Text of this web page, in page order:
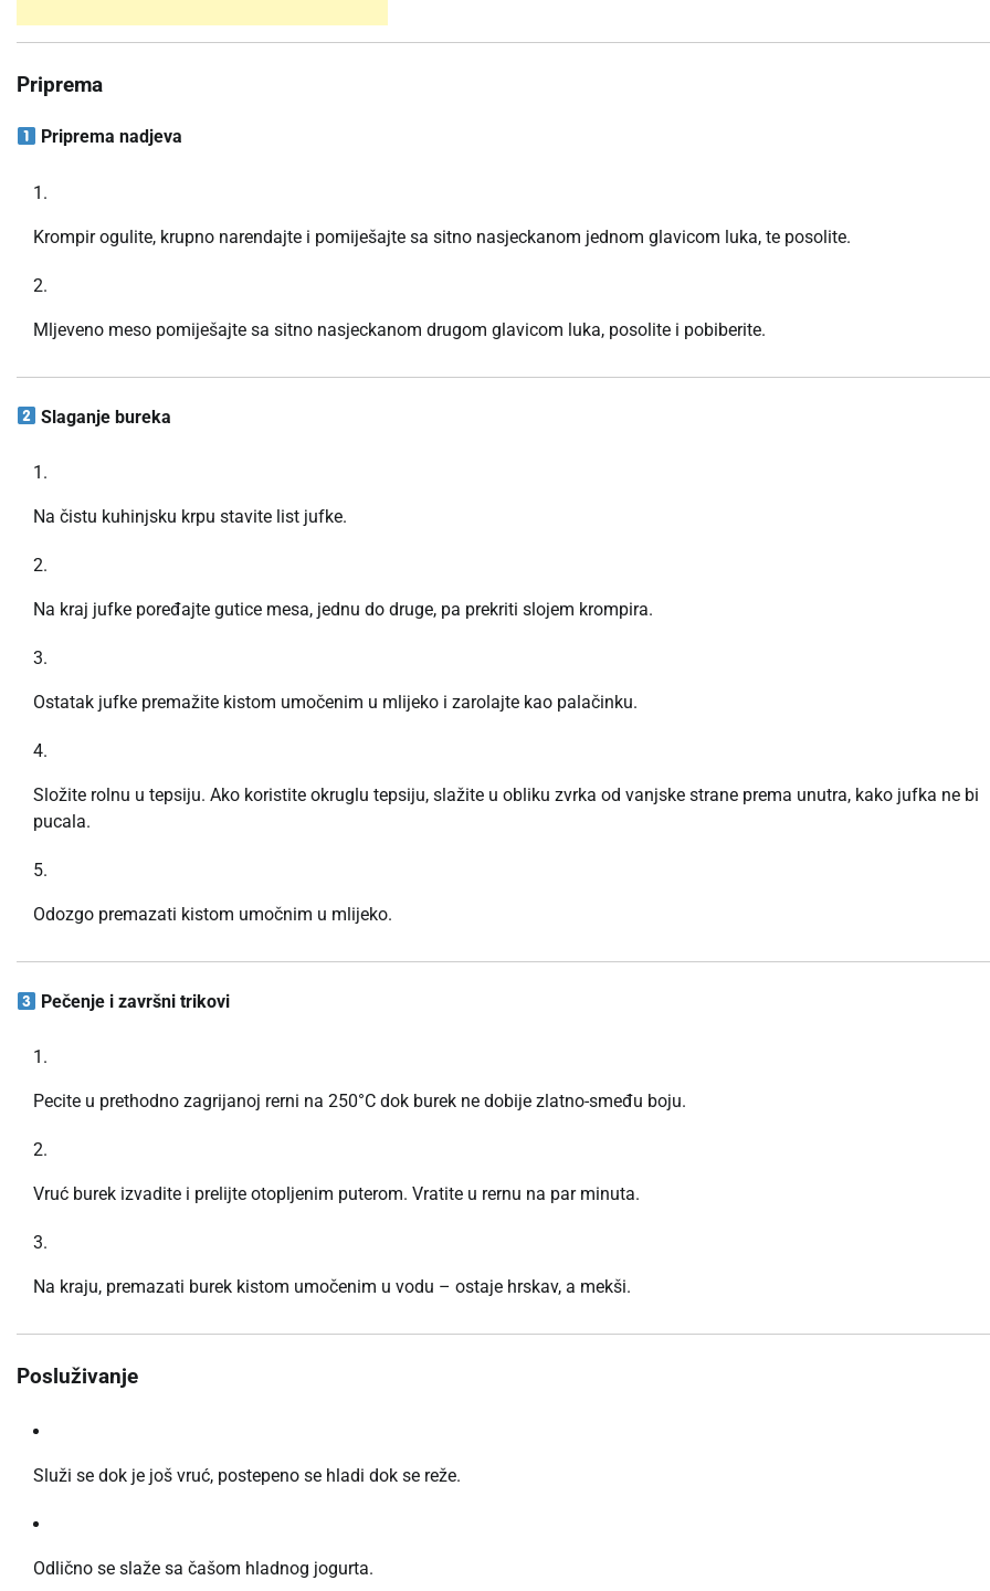
Priprema
Priprema nadjeva
Krompir ogulite, krupno narendajte i pomiješajte sa sitno nasjeckanom jednom glavicom luka, te posolite.
Mljeveno meso pomiješajte sa sitno nasjeckanom drugom glavicom luka, posolite i pobiberite.
Slaganje bureka
Na čistu kuhinjsku krpu stavite list jufke.
Na kraj jufke poređajte gutice mesa, jednu do druge, pa prekriti slojem krompira.
Ostatak jufke premažite kistom umočenim u mlijeko i zarolajte kao palačinku.
Složite rolnu u tepsiju. Ako koristite okruglu tepsiju, slažite u obliku zvrka od vanjske strane prema unutra, kako jufka ne bi
pucala.
Odozgo premazati kistom umočnim u mlijeko.
Pečenje i završni trikovi
Pecite u prethodno zagrijanoj rerni na 250°C dok burek ne dobije zlatno-smeđu boju.
Vruć burek izvadite i prelijte otopljenim puterom. Vratite u rernu na par minuta.
Na kraju, premazati burek kistom umočenim u vodu – ostaje hrskav, a mekši.
Posluživanje
Služi se dok je još vruć, postepeno se hladi dok se reže.
Odlično se slaže sa čašom hladnog jogurta.